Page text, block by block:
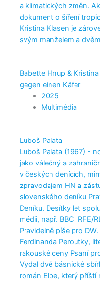
a klimatických změn.
dokument o šíření
Kristina Klasen je
svým manželem a
Babette Hnup &
gegen einen Käfer
2025
Multimédia
Luboš Palata
Luboš Palata (1967) -
jako válečný a
v českých denících,
zpravodajem HN a
slovenského deníku
Deníku. Desítky let
médii, např. BBC, RFE/
Pravidelně píše pro
Ferdinanda Peroutky,
rakouské ceny Psaní
Vydal dvě básnické
román Elbe, který příští